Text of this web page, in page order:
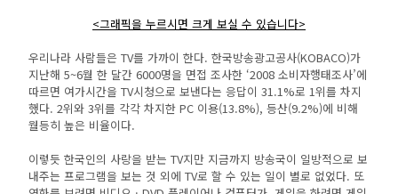
<그래픽을 누르시면 크게 보실 수 있습니다>
우리나라 사람들은 TV를 가까이 한다. 한국방송광고공사(KOBACO)가
지난해 5~6월 한 달간 6000명을 면접 조사한 ‘2008 소비자행태조사’에
따르면 여가시간을 TV시청으로 보낸다는 응답이 31.1%로 1위를 차지
했다. 2위와 3위를 각각 차지한 PC 이용(13.8%), 등산(9.2%)에 비해
월등히 높은 비율이다.
이렇듯 한국인의 사랑을 받는 TV지만 지금까지 방송국이 일방적으로 보
내주는 프로그램을 보는 것 외에 TV로 할 수 있는 일이 별로 없었다. 또